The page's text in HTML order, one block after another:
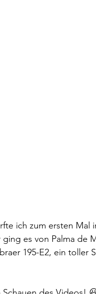
ich zum ersten Mal
es von Palma de
195-E2, ein toller